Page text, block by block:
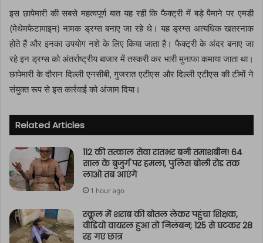
इस छापेमारी की सबसे महत्वपूर्ण बात यह रही कि फैक्ट्री में बड़े पैमाने पर एमडी
(मेथेमफेटामाइन) नामक ड्रग्स बनाए जा रहे थे। यह ड्रग्स अत्यधिक खतरनाक
होते हैं और इनका उपयोग नशे के लिए किया जाता है। फैक्ट्री के अंदर बनाए जा
रहे इन ड्रग्स को अंतर्राष्ट्रीय बाजार में तस्करी कर भारी मुनाफा कमाया जाता था।
छापेमारी के दौरान दिल्ली एनसीबी, गुजरात एटीएस और दिल्ली एटीएस की टीमों ने
संयुक्त रूप से इस कार्रवाई को अंजाम दिया।
Related Articles
112 की तत्काल सेवा रातभर बनी तमाशबीन! 64
साल के बुजुर्ग पर हमला, पुलिस बोली रोड तक
लाओ तब आएंगे
1 hour ago
स्कूल में शराब की बोतल लेकर पहुंचा शिक्षक,
वीडियो वायरल हुआ तो निलंबन; 125 से घटकर 28
रह गए छात्र